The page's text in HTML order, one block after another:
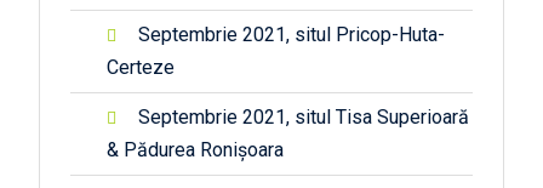
Septembrie 2021, situl Pricop-Huta-
Certeze
Septembrie 2021, situl Tisa Superioară
& Pădurea Ronișoara